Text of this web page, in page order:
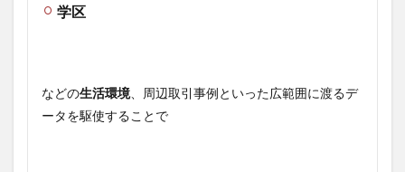
学区
などの生活環境、周辺取引事例といった広範囲に渡るデ
ータを駆使することで